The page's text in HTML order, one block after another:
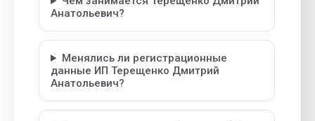
Анатольевич?
Менялись ли регистрационные
данные ИП Терещенко Дмитрий
Анатольевич?